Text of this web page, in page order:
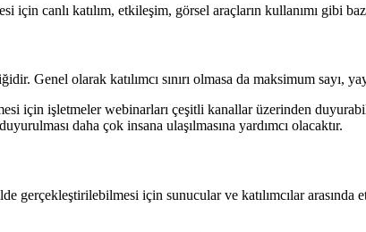
için canlı katılım, etkileşim, görsel araçların kullanımı gibi
Genel olarak katılımcı sınırı olmasa da maksimum sayı,
için işletmeler webinarları çeşitli kanallar üzerinden
daha çok insana ulaşılmasına yardımcı olacaktır.
gerçekleştirilebilmesi için sunucular ve katılımcılar